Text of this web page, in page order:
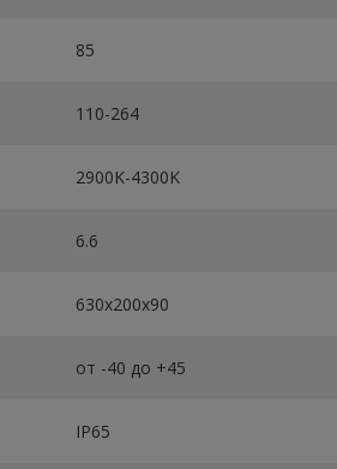
85
110-264
2900K-4300K
6.6
630х200х90
от -40 до +45
IP65